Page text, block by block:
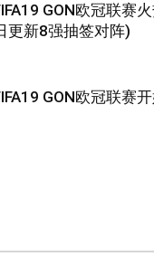
GON欧冠联赛
更新8强抽签对阵)
GON欧冠联赛